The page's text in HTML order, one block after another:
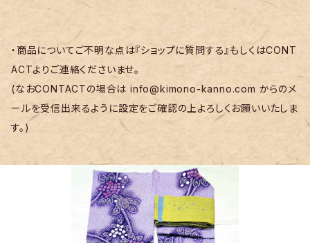
・商品についてご不明な点は『ショップに質問する』もしくはCONT
ACTよりご連絡くださいませ。
(なおCONTACTの場合はinfo@kimono-kanno.com からのメ
ールを受信出来るように設定をご確認の上よろしくお願いいたしま
す。)